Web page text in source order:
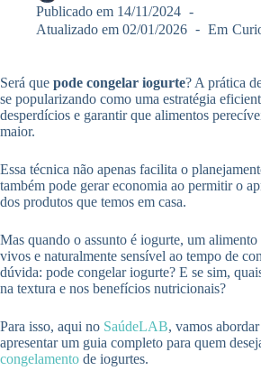
Publicado em 14/11/2024
Atualizado em 02/01/2026 Em
Será que pode congelar iogurte? A prática
se popularizando como uma estratégia
desperdícios e garantir que alimentos
maior.
Essa técnica não apenas facilita o
também pode gerar economia ao permitir o
dos produtos que temos em casa.
Mas quando o assunto é iogurte, um
vivos e naturalmente sensível ao tempo de
dúvida: pode congelar iogurte? E se sim,
na textura e nos benefícios nutricionais?
Para isso, aqui no SaúdeLAB, vamos abordar
apresentar um guia completo para quem
congelamento de iogurtes.